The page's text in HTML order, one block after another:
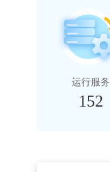
运行服务
152